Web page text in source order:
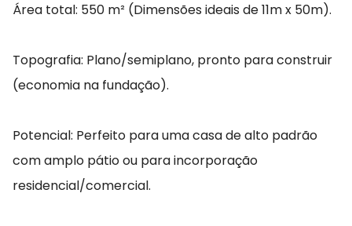
Área total: 550 m² (Dimensões ideais de 11m x 50m).
Topografia: Plano/semiplano, pronto para construir
(economia na fundação).
Potencial: Perfeito para uma casa de alto padrão
com amplo pátio ou para incorporação
residencial/comercial.